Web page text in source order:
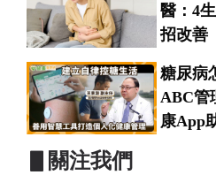
醫：4
招改善
糖尿病
ABC
康App
▋關注我們